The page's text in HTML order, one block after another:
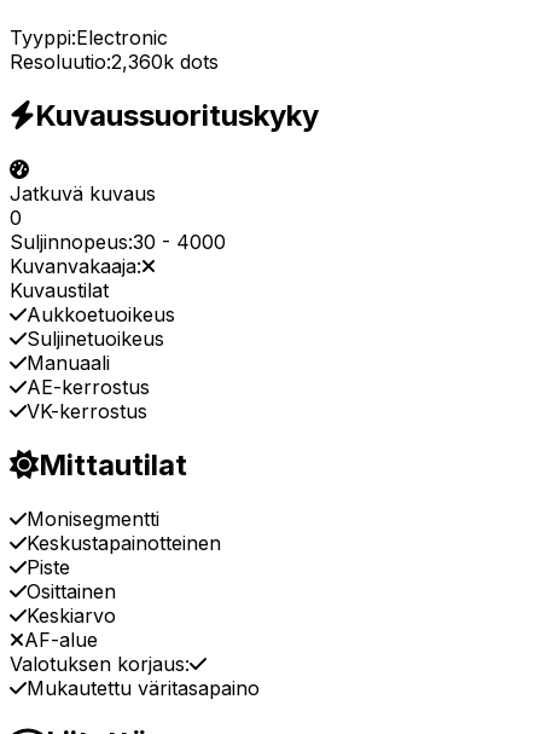
Tyyppi:Electronic
Resoluutio:2,360k dots
Kuvaussuorituskyky
Jatkuvä kuvaus
0
Suljinnopeus:30 - 4000
Kuvanvakaaja:
Kuvaustilat
Aukkoetuoikeus
Suljinetuoikeus
Manuaali
AE-kerrostus
VK-kerrostus
Mittautilat
Monisegmentti
Keskustapainotteinen
Piste
Osittainen
Keskiarvo
AF-alue
Valotuksen korjaus:
Mukautettu väritasapaino